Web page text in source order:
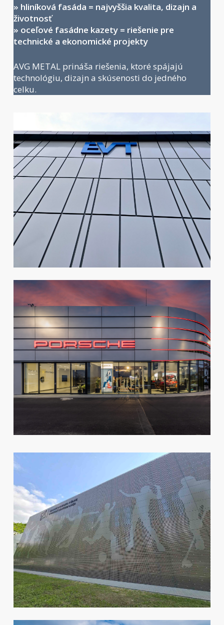
» hliníková fasáda = najvyššia kvalita, dizajn a
životnosť
» oceľové fasádne kazety = riešenie pre
technické a ekonomické projekty
AVG METAL prináša riešenia, ktoré spájajú
technológiu, dizajn a skúsenosti do jedného
celku.